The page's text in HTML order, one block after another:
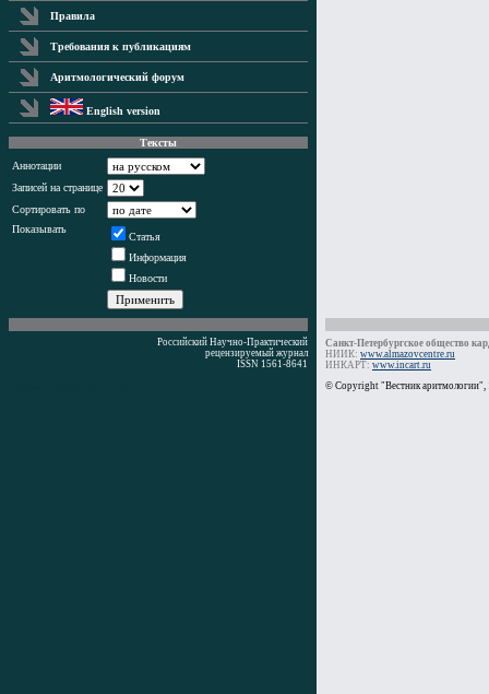
Правила
Требования к публикациям
Аритмологический форум
English version
Тексты
Аннотации
Записей на странице
Сортировать по
Показывать
Статья
Информация
Новости
Российский Научно-Практический
рецензируемый журнал
ISSN 1561-8641
Санкт-Петербургское общество
НИИК: www.almazovcentre.ru
ИНКАРТ: www.incart.ru
© Copyright "Вестник аритмологии",